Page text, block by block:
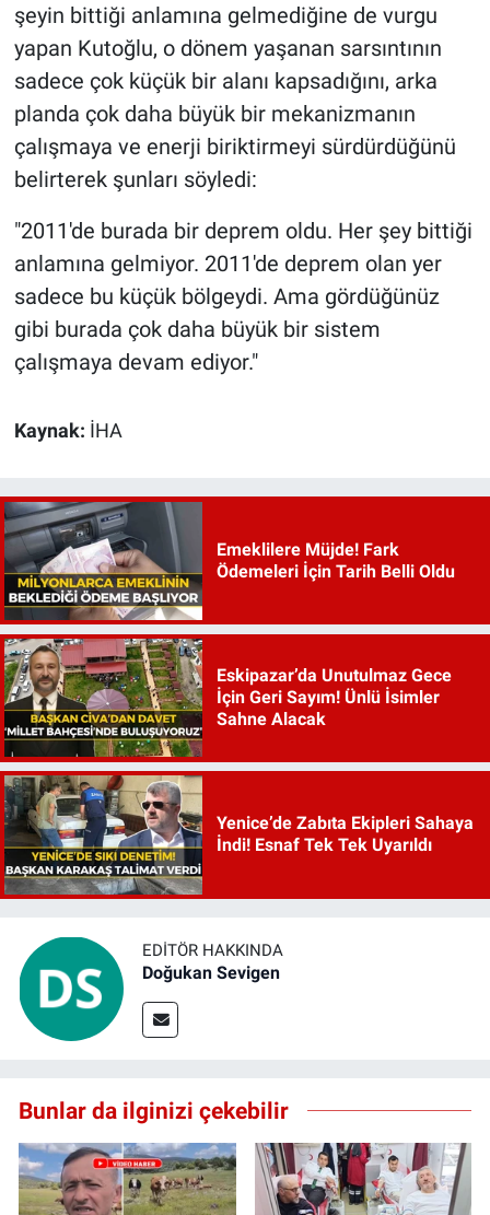
şeyin bittiği anlamına gelmediğine de vurgu
yapan Kutoğlu, o dönem yaşanan sarsıntının
sadece çok küçük bir alanı kapsadığını, arka
planda çok daha büyük bir mekanizmanın
çalışmaya ve enerji biriktirmeyi sürdürdüğünü
belirterek şunları söyledi:
"2011'de burada bir deprem oldu. Her şey bittiği
anlamına gelmiyor. 2011'de deprem olan yer
sadece bu küçük bölgeydi. Ama gördüğünüz
gibi burada çok daha büyük bir sistem
çalışmaya devam ediyor."
Kaynak: İHA
Emeklilere Müjde! Fark
Ödemeleri İçin Tarih Belli Oldu
Eskipazar’da Unutulmaz Gece
İçin Geri Sayım! Ünlü İsimler
Sahne Alacak
Yenice’de Zabıta Ekipleri Sahaya
İndi! Esnaf Tek Tek Uyarıldı
EDITÖR HAKKINDA
Doğukan Sevigen
Bunlar da ilginizi çekebilir